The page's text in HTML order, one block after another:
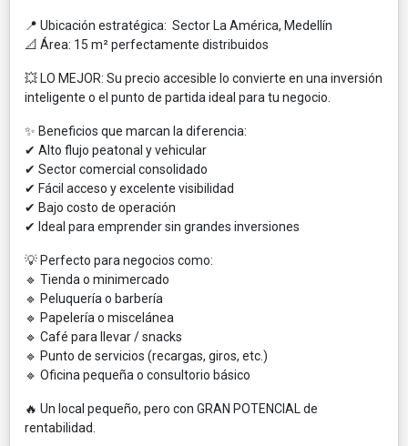
📍 Ubicación estratégica: Sector La América, Medellín
📐 Área: 15 m² perfectamente distribuidos
💥 LO MEJOR: Su precio accesible lo convierte en una inversión
inteligente o el punto de partida ideal para tu negocio.
✨ Beneficios que marcan la diferencia:
✔ Alto flujo peatonal y vehicular
✔ Sector comercial consolidado
✔ Fácil acceso y excelente visibilidad
✔ Bajo costo de operación
✔ Ideal para emprender sin grandes inversiones
💡 Perfecto para negocios como:
🔹 Tienda o minimercado
🔹 Peluquería o barbería
🔹 Papelería o miscelánea
🔹 Café para llevar / snacks
🔹 Punto de servicios (recargas, giros, etc.)
🔹 Oficina pequeña o consultorio básico
🔥 Un local pequeño, pero con GRAN POTENCIAL de
rentabilidad.